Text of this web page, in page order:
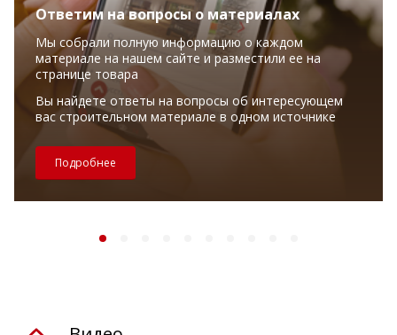
Ответим на вопросы о материалах
Мы собрали полную информацию о каждом
материале на нашем сайте и разместили ее на
странице товара
Вы найдете ответы на вопросы об интересующем
вас строительном материале в одном источнике
Подробнее